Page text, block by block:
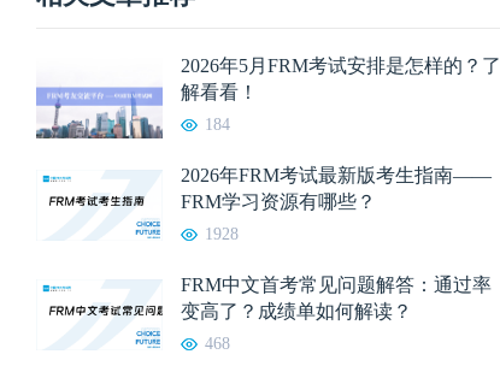
2026年5月FRM考试安排是怎样的？了
解看看！
184
2026年FRM考试最新版考生指南——
FRM学习资源有哪些？
1928
FRM中文首考常见问题解答：通过率
变高了？成绩单如何解读？
468